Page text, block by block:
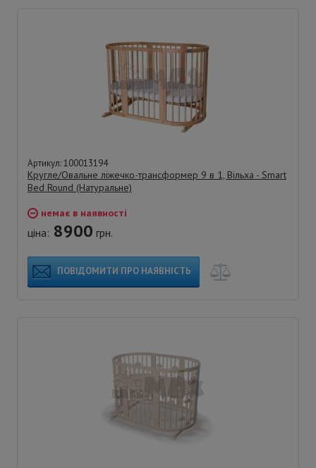
Артикул: 100013194
Кругле/Овальне ліжечко-трансформер 9 в 1, Вільха - Smart
Bed Round (Натуральне)
немає в наявності
ціна: 8900 грн.
ПОВІДОМИТИ ПРО НАЯВНІСТЬ